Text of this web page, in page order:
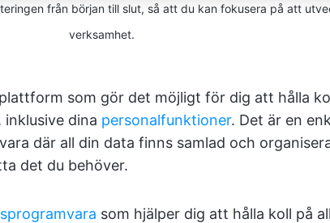
från början till slut, så att du kan fokusera på att
verksamhet.
som gör det möjligt för dig att hålla
dina personalfunktioner. Det är en
där all din data finns samlad och
det du behöver.
som hjälper dig att hålla koll på